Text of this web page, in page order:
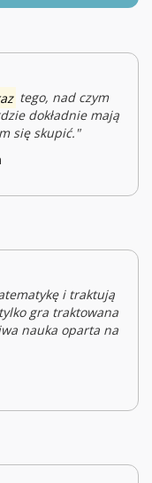
tego, nad czym
dokładnie mają
się skupić."
i traktują
gra traktowana
nauka oparta na